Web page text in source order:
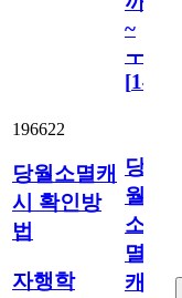
~
ㅜ
[14
196622
당월소멸캐
시 확인방
법
자행학
당
월
소
멸
캐